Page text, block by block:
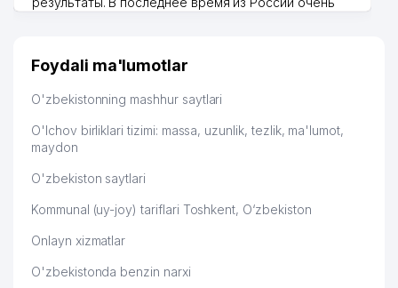
дальше развиваюсь потихоньку😊
Hamida 03.08.2026 12:45:39
Foydali ma'lumotlar
O'zbekistonning mashhur saytlari
O'lchov birliklari tizimi: massa, uzunlik, tezlik, ma'lumot,
maydon
O'zbekiston saytlari
Kommunal (uy-joy) tariflari Toshkent, O‘zbekiston
Onlayn xizmatlar
O'zbekistonda benzin narxi